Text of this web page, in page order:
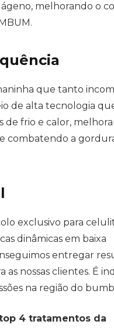
melhorando o
que tanto
de alta tecnologia
de frio e calor,
combatendo a
exclusivo para
dinâmicas em baixa
entregar
as nossas clientes. É
na região do
top 4 tratamentos da